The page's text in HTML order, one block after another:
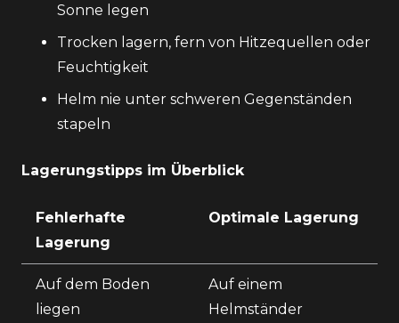
Sonne legen
Trocken lagern, fern von Hitzequellen oder
Feuchtigkeit
Helm nie unter schweren Gegenständen
stapeln
Lagerungstipps im Überblick
Fehlerhafte
Lagerung
Optimale Lagerung
Auf dem Boden
liegen
Auf einem
Helmständer